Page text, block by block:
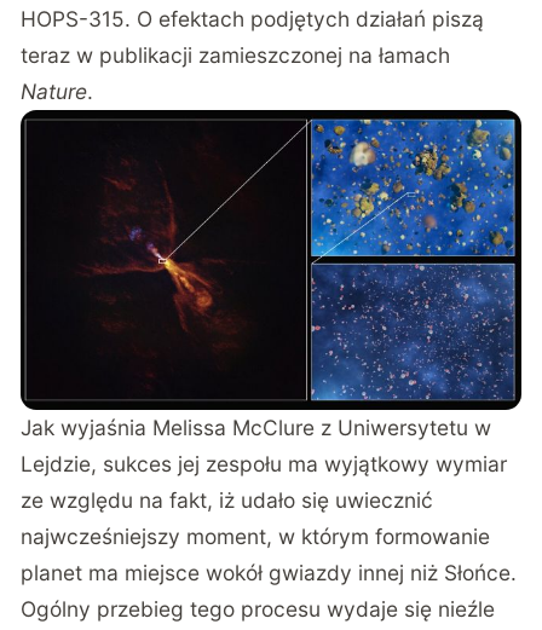
HOPS-315. O efektach podjętych działań piszą
teraz w publikacji zamieszczonej na łamach
Nature.
Jak wyjaśnia Melissa McClure z Uniwersytetu w
Lejdzie, sukces jej zespołu ma wyjątkowy wymiar
ze względu na fakt, iż udało się uwiecznić
najwcześniejszy moment, w którym formowanie
planet ma miejsce wokół gwiazdy innej niż Słońce.
Ogólny przebieg tego procesu wydaje się nieźle